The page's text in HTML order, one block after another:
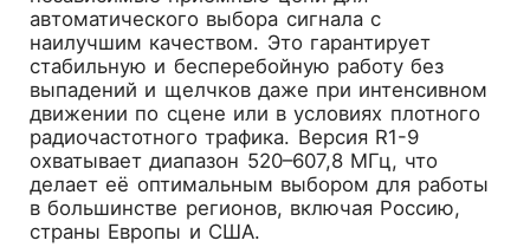
автоматического выбора сигнала с
наилучшим качеством. Это гарантирует
стабильную и бесперебойную работу без
выпадений и щелчков даже при интенсивном
движении по сцене или в условиях плотного
радиочастотного трафика. Версия R1-9
охватывает диапазон 520–607,8 МГц, что
делает её оптимальным выбором для работы
в большинстве регионов, включая Россию,
страны Европы и США.